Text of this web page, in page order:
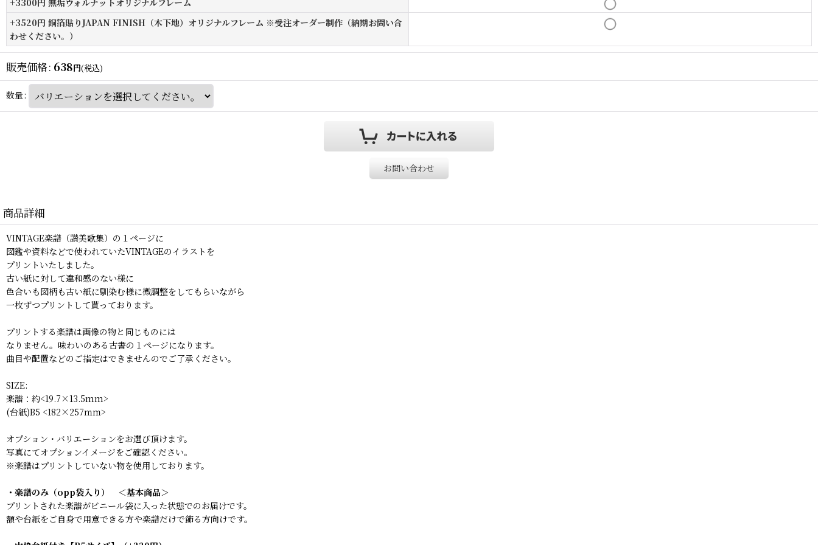
+3300円 無垢ウォルナットオリジナルフレーム
+3520円 銅箔貼りJAPAN FINISH（木下地）オリジナルフレーム ※受注オーダー制作（納期お問い合
わせください。）
販売価格: 638円(税込)
数量:
お問い合わせ
商品詳細
VINTAGE楽譜（讃美歌集）の１ページに
図鑑や資料などで使われていたVINTAGEのイラストを
プリントいたしました。
古い紙に対して違和感のない様に
色合いも図柄も古い紙に馴染む様に微調整をしてもらいながら
一枚ずつプリントして貰っております。
プリントする楽譜は画像の物と同じものには
なりません。味わいのある古書の１ページになります。
曲目や配置などのご指定はできませんのでご了承ください。
SIZE:
楽譜：約<19.7×13.5mm>
(台紙)B5 <182×257ｍｍ>
オプション・バリエーションをお選び頂けます。
写真にてオプションイメージをご確認ください。
※楽譜はプリントしていない物を使用しております。
・楽譜のみ（opp袋入り） ＜基本商品＞
プリントされた楽譜がビニール袋に入った状態でのお届けです。
額や台紙をご自身で用意できる方や楽譜だけで飾る方向けです。